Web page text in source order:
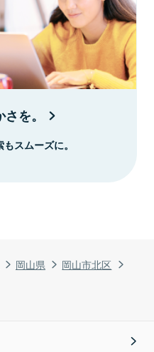
岡山県
岡山市北区
を。
スムーズに。